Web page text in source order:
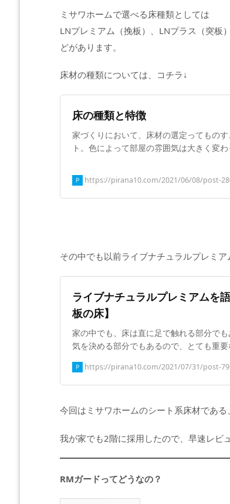
ミサワホームで選べる床種類としては
LNプレミアム（挽板）、LNプラス（突板
どがあります。
床材の種類については、コチラ↓
床の種類と特徴
家づくりにおいて、床材の選定ってもの
ト。色によって部屋の雰囲気は大きく変
https://pirana10.com/2021/06/08/post-
その中でも以前ライブナチュラルプレミ
ライブナチュラルプレミアムを
板の床】
家の中でも、床は直に足で触れる部分で
気を決める部分でもあるので、とても重
https://pirana10.com/2021/07/31/post-
今回はミサワホームのシート系床材である
我が家でも2階に採用したので、早速レビ
RMガードってどうなの？